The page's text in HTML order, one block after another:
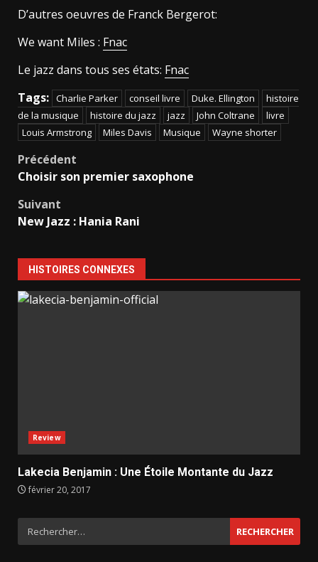
D’autres oeuvres de Franck Bergerot:
We want Miles : Fnac
Le jazz dans tous ses états: Fnac
Tags: Charlie Parker conseil livre Duke. Ellington
histoire
de la musique
histoire du jazz jazz John Coltrane
livre
Louis Armstrong
Miles Davis Musique Wayne shorter
Navigation
d’article
Précédent
Choisir son premier saxophone
Suivant
New Jazz : Hania Rani
HISTOIRES CONNEXES
Review
Lakecia Benjamin : Une Étoile Montante du Jazz
février 20, 2017
Rechercher :